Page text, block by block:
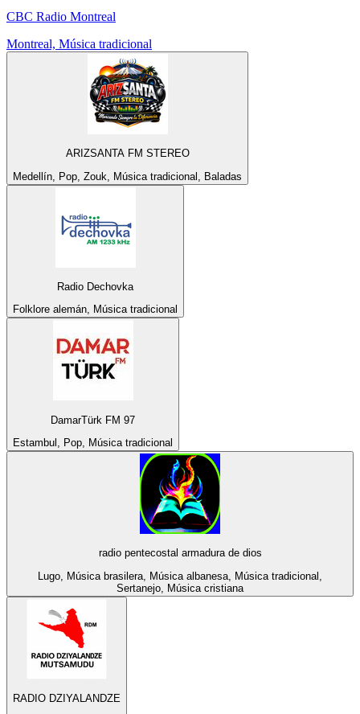
CBC Radio Montreal
Montreal, Música tradicional
ARIZSANTA FM STEREO
Medellín, Pop, Zouk, Música tradicional, Baladas
Radio Dechovka
Folklore alemán, Música tradicional
DamarTürk FM 97
Estambul, Pop, Música tradicional
radio pentecostal armadura de dios
Lugo, Música brasilera, Música albanesa, Música tradicional,
Sertanejo, Música cristiana
RADIO DZIYALANDZE